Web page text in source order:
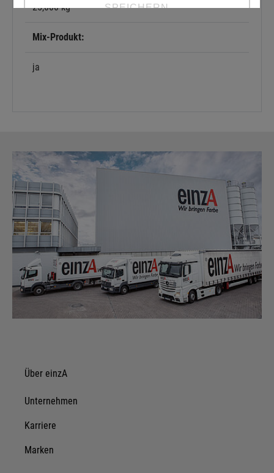
25,000 kg
Mix-Produkt:
ja
Über einzA
Unternehmen
Karriere
Marken
SPEICHERN